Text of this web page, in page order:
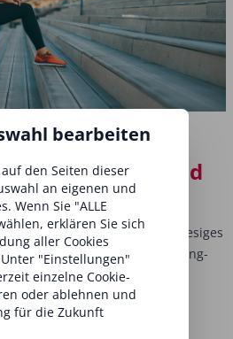
Outdoor
Bewegung und
wenn doch draußen ein riesiges
Fitness ist der Outdoor Training-
die gesamte Stadt zur
und Co...
bearbeiten
den Seiten dieser
an eigenen und
Wenn Sie "ALLE
erklären Sie sich
aller Cookies
"Einstellungen"
einzelne Cookie-
oder ablehnen und
für die Zukunft